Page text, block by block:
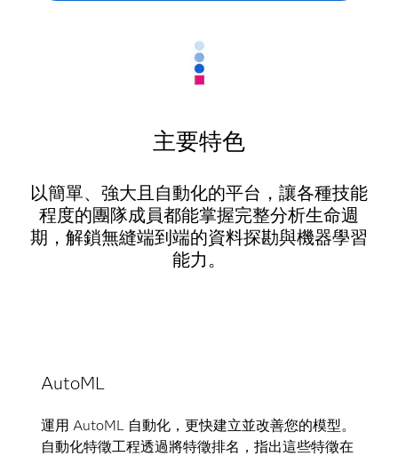
主要特色
以簡單、強大且自動化的平台，讓各種技能
程度的團隊成員都能掌握完整分析生命週
期，解鎖無縫端到端的資料探勘與機器學習
能力。
AutoML
運用 AutoML 自動化，更快建立並改善您的模型。
自動化特徵工程透過將特徵排名，指出這些特徵在